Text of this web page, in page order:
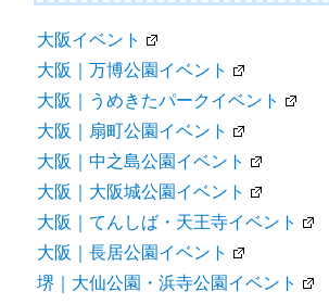
大阪イベント
大阪｜万博公園イベント
大阪｜うめきたパークイベント
大阪｜扇町公園イベント
大阪｜中之島公園イベント
大阪｜大阪城公園イベント
大阪｜てんしば・天王寺イベント
大阪｜長居公園イベント
堺｜大仙公園・浜寺公園イベント